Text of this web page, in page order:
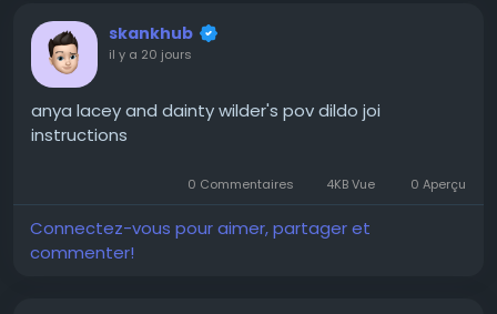
skankhub
il y a 20 jours
anya lacey and dainty wilder's pov dildo joi
instructions
Play
0 Commentaires 4KB Vue 0 Aperçu
Connectez-vous pour aimer, partager et
commenter!